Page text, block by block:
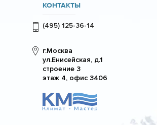
КОНТАКТЫ
(495) 125-36-14
г.Москва
ул.Енисейская, д.1
строение 3
этаж 4, офис 3406